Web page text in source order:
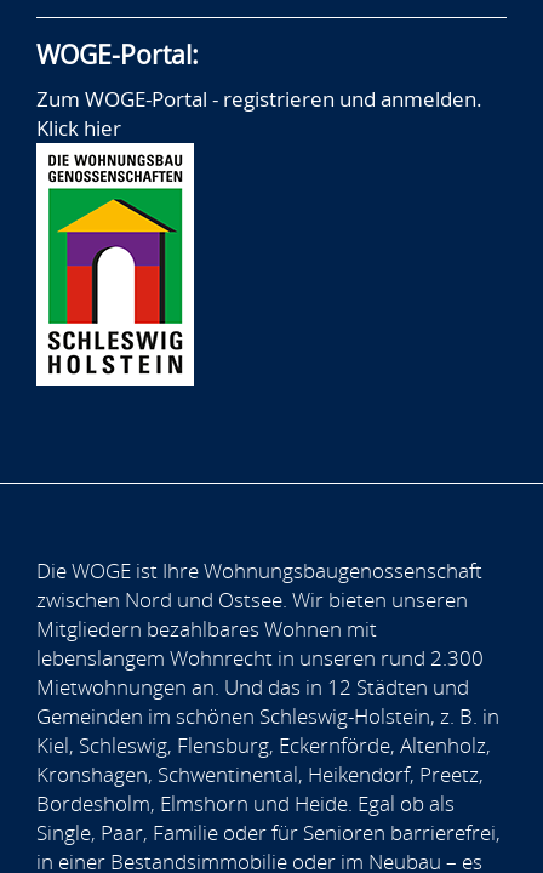
WOGE-Portal:
Zum WOGE-Portal - registrieren und anmelden.
Klick hier
Die WOGE ist Ihre Wohnungsbaugenossenschaft
zwischen Nord und Ostsee. Wir bieten unseren
Mitgliedern bezahlbares Wohnen mit
lebenslangem Wohnrecht in unseren rund 2.300
Mietwohnungen an. Und das in 12 Städten und
Gemeinden im schönen Schleswig-Holstein, z. B. in
Kiel, Schleswig, Flensburg, Eckernförde, Altenholz,
Kronshagen, Schwentinental, Heikendorf, Preetz,
Bordesholm, Elmshorn und Heide. Egal ob als
Single, Paar, Familie oder für Senioren barrierefrei,
in einer Bestandsimmobilie oder im Neubau – es